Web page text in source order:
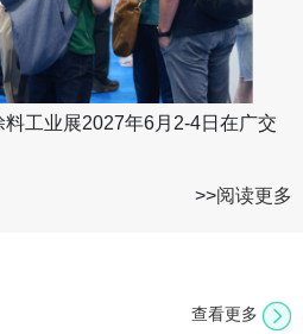
料工业展2027年6月2-4日在广交
>>阅读更多
查看更多